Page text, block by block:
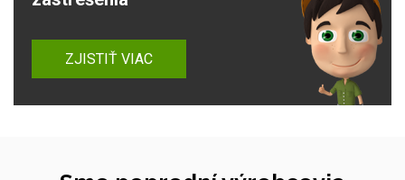
ZJISTIŤ VIAC